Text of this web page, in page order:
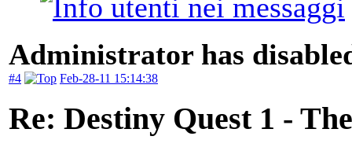
Administrator has
#4 Feb-28-11 15:14:38
Re: Destiny Quest 1 -